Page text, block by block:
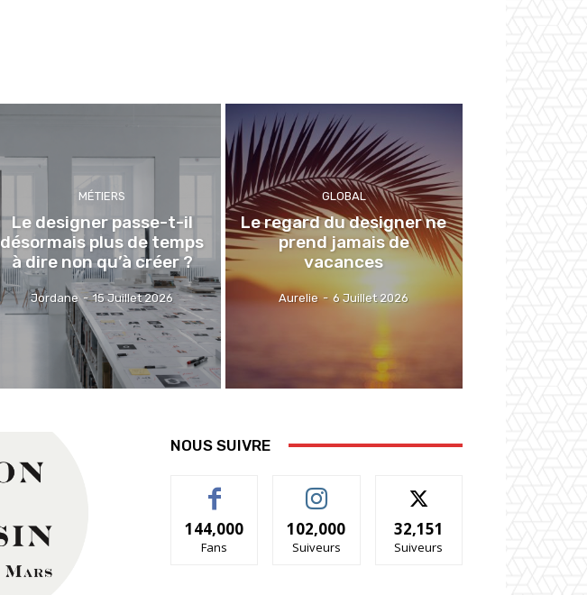
MÉTIERS
Le designer passe-t-il
désormais plus de temps
à dire non qu’à créer ?
Jordane - 15 Juillet 2026
GLOBAL
Le regard du designer ne
prend jamais de
vacances
Aurelie - 6 Juillet 2026
NOUS SUIVRE
144,000
Fans
102,000
Suiveurs
32,151
Suiveurs